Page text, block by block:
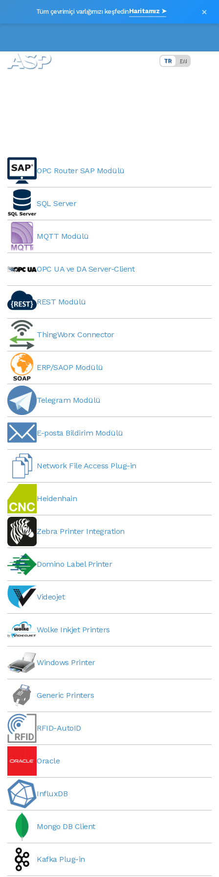
Tüm çevrimiçi varlığımızı keşfedinHaritamız ➤ ×
TR EN
OPC Router SAP Modülü
SQL Server
MQTT Modülü
OPC UA ve DA Server-Client
REST Modülü
ThingWorx Connector
ERP/SAOP Modülü
Telegram Modülü
E-posta Bildirim Modülü
Network File Access Plug-in
Heidenhain
Zebra Printer Integration
Domino Label Printer
Videojet
Wolke Inkjet Printers
Windows Printer
Generic Printers
RFID-AutoID
Oracle
InfluxDB
Mongo DB Client
Kafka Plug-in